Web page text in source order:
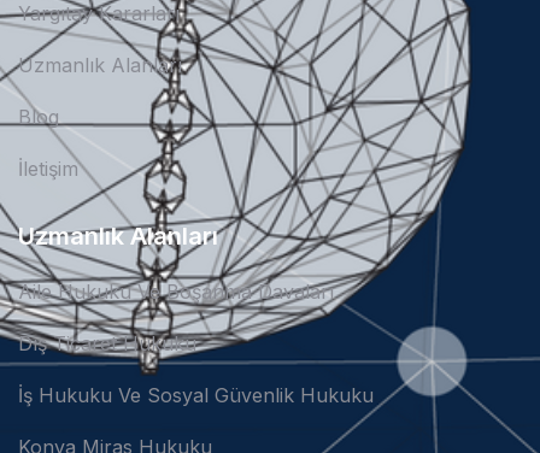
Yargıtay Kararları
Uzmanlık Alanları
Blog
İletişim
Uzmanlık Alanları
Aile Hukuku Ve Boşanma Davaları
Dış Ticaret Hukuku
İş Hukuku Ve Sosyal Güvenlik Hukuku
Konya Miras Hukuku